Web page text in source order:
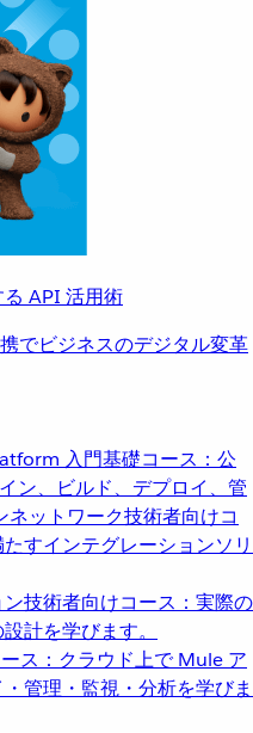
API 活用術
でビジネスのデジタル変革
入門基礎コース：公
ン、ビルド、デプロイ、管
ネットワーク技術者向けコ
すインテグレーションソリ
技術者向けコース：実際の
計を学びます。
ス：クラウド上で Mule ア
管理・監視・分析を学びま